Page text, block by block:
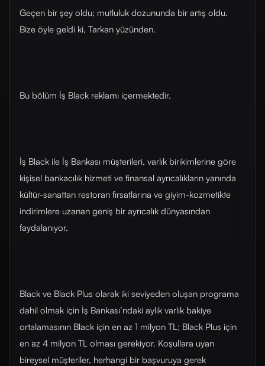
Geçen bir şey oldu; mutluluk dozununda bir artış oldu.
Bize öyle geldi ki, Tarkan yüzünden.
Bu bölüm İş Black reklamı içermektedir.
İş Black ile İş Bankası müşterileri, varlık birikimlerine göre
kişisel bankacılık hizmeti ve finansal ayrıcalıkların yanında
kültür-sanattan restoran fırsatlarına ve giyim-kozmetikte
indirimlere uzanan geniş bir ayrıcalık dünyasından
faydalanıyor.
Black ve Black Plus olarak iki seviyeden oluşan programa
dahil olmak için İş Bankası’ndaki aylık varlık bakiye
ortalamasının Black için en az 1 milyon TL; Black Plus için
en az 4 milyon TL olması gerekiyor. Koşullara uyan
bireysel müşteriler, herhangi bir başvuruya gerek